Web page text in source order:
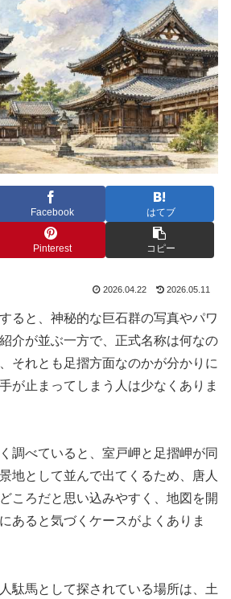
Facebook はてブ
Pinterest コピー
2026.04.22 2026.05.11
ると、神秘的な巨石群の写真やパワ
介が並ぶ一方で、正式名称は何なの
それとも足摺方面なのかが分かりに
が止まってしまう人は少なくありま
調べていると、室戸岬と足摺岬が同
地として並んで出てくるため、唐人
ころだと思い込みやすく、地図を開
あると気づくケースがよくありま
駄馬として探されている場所は、土